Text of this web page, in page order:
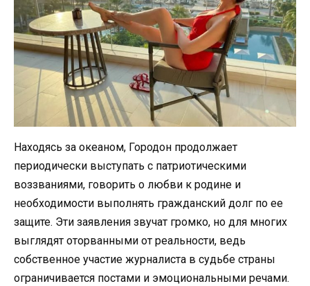
Находясь за океаном, Городон продолжает
периодически выступать с патриотическими
воззваниями, говорить о любви к родине и
необходимости выполнять гражданский долг по ее
защите. Эти заявления звучат громко, но для многих
выглядят оторванными от реальности, ведь
собственное участие журналиста в судьбе страны
ограничивается постами и эмоциональными речами.